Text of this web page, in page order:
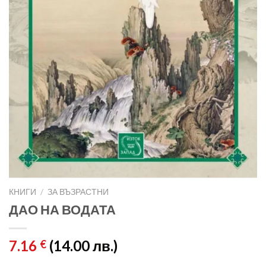
КНИГИ / ЗА ВЪЗРАСТНИ
ДАО НА ВОДАТА
7.16 € (14.00 лв.)